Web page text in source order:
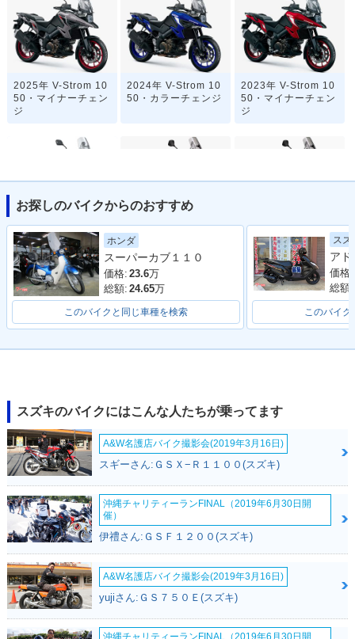
2025年 V-Strom 10
50・マイナーチェン
ジ
2024年 V-Strom 10
50・カラーチェンジ
2023年 V-Strom 10
50・マイナーチェン
ジ
2023年 V-Strom 10
50
2021年 V-Strom 10
50・カラーチェンジ
2020年 V-Strom 10
50・新登場
お探しのバイクからのおすすめ
ホンダ
スーパーカブ１１０
価格: 23.6万
総額: 24.65万
このバイクと同じ車種を検索
スズ
価格:
総額:
このバイク
スズキのバイクにはこんな人たちが乗ってます
A&W名護店バイク撮影会(2019年3月16日)
スギーさん:ＧＳＸ−Ｒ１１００(スズキ)
沖縄チャリティーランFINAL（2019年6月30日開
催）
伊禮さん:ＧＳＦ１２００(スズキ)
A&W名護店バイク撮影会(2019年3月16日)
yujiさん:ＧＳ７５０Ｅ(スズキ)